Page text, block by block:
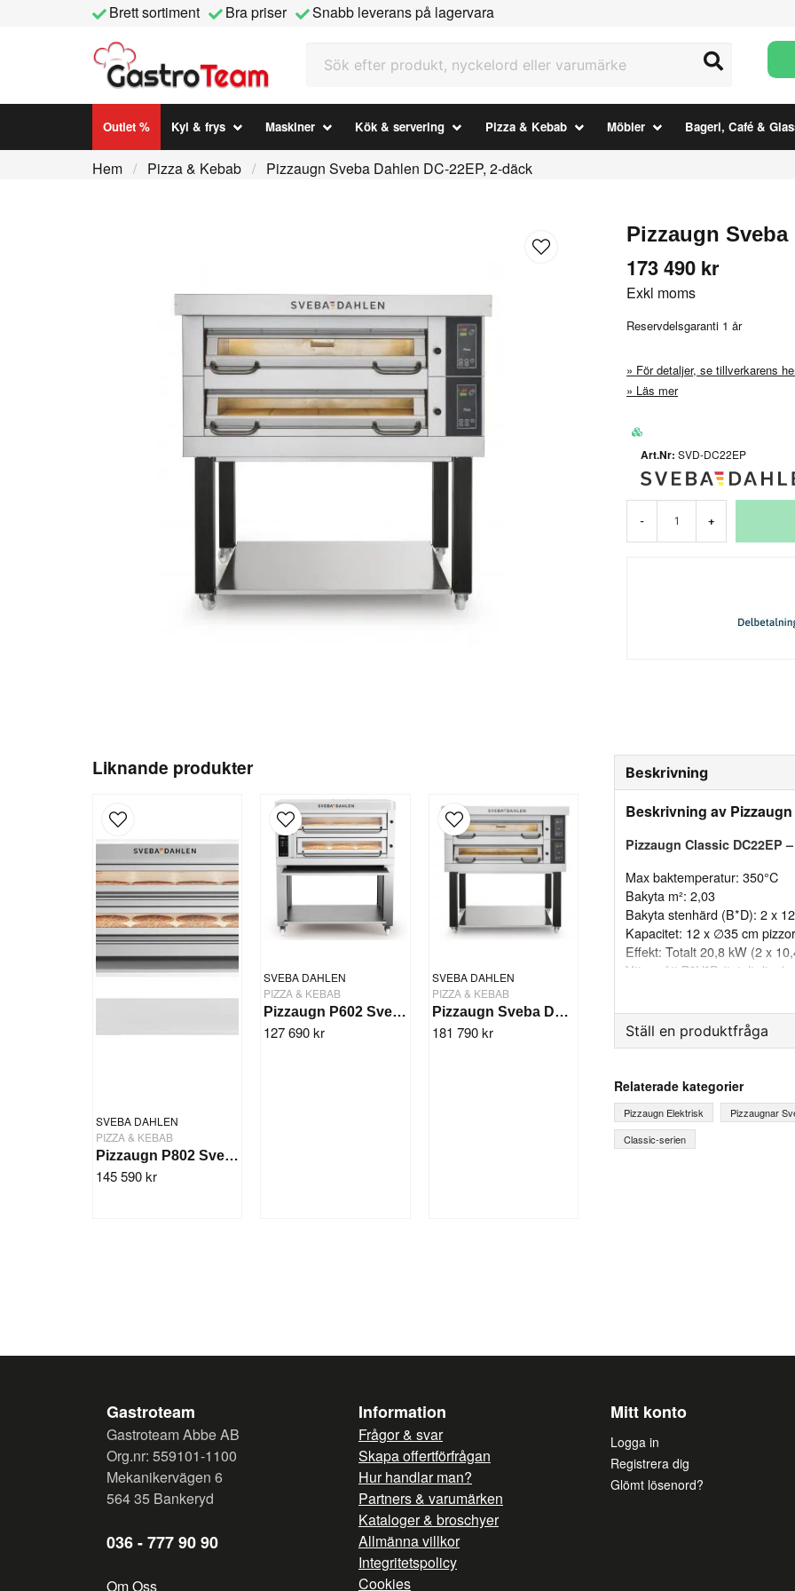
Brett sortiment Bra priser
Snabb leverans på lagervara
Outlet % Kyl & frys Maskiner Kök & servering Pizza & Kebab Möbler Bageri, Café &
Hem Pizza & Kebab Pizzaugn Sveba Dahlen DC-22EP, 2-däck
Pizzaugn Sveba
173 490 kr
Exkl moms
Reservdelsgaranti 1 år
För detaljer, se tillverkarens
Läs mer
SVD-DC22EP
- +
Liknande produkter
SVEBA DAHLEN
PIZZA & KEBAB
Pizzaugn P802 Sveba Dahlen - 2 däck
145 590 kr
SVEBA DAHLEN
PIZZA & KEBAB
Pizzaugn P602 Sveba Dahlen - 2 däck
127 690 kr
SVEBA DAHLEN
PIZZA & KEBAB
Pizzaugn Sveba Dahlen DC-23P, 2-däck
181 790 kr
Beskrivning
Beskrivning av
Pizzaugn Classic DC22EP
Max baktemperatur: 350°C
Bakyta m²: 2,03
Bakyta stenhärd (B*D): 2 x
Kapacitet: 12 x ∅35 cm
Effekt: Totalt 20,8 kW (2 x
Yttermått B*H*D (totalt
Lucköppningshöjd: 160 mm
Antal däck: 2
Ställ en produktfråga
Fråga oss något om
Relaterade kategorier
Pizzaugn Elektrisk
Pizzaugnar
Classic-serien
Gastroteam
Gastroteam Abbe AB
Org.nr: 559101-1100
Mekanikervägen 6
564 35 Bankeryd
036 - 777 90 90
Om Oss
Information
Frågor & svar
Skapa offertförfrågan
Hur handlar man?
Partners & varumärken
Kataloger & broschyer
Allmänna villkor
Integritetspolicy
Cookies
Mitt konto
Logga in
Registrera dig
Glömt lösenord?